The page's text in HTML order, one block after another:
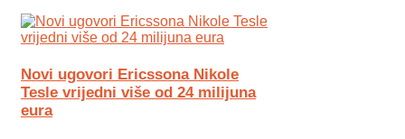
Novi ugovori Ericssona Nikole
Tesle vrijedni više od 24 milijuna
eura